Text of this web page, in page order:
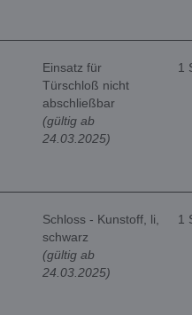
Einsatz für
Türschloß nicht
abschließbar
(gültig ab
24.03.2025)
1
Schloss - Kunstoff, li,
schwarz
(gültig ab
24.03.2025)
1